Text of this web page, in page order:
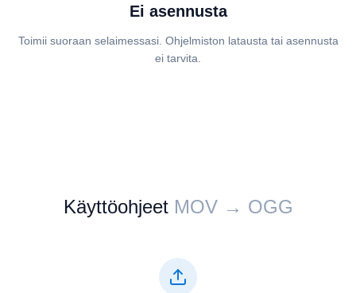
Ei asennusta
Toimii suoraan selaimessasi. Ohjelmiston latausta tai asennusta
ei tarvita.
Käyttöohjeet ⁦⁦MOV⁩⁩ → ⁦⁦OGG⁩⁩